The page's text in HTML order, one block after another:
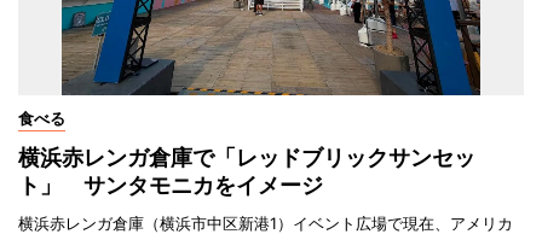
食べる
横浜赤レンガ倉庫で「レッドブリックサンセッ
ト」 サンタモニカをイメージ
横浜赤レンガ倉庫（横浜市中区新港1）イベント広場で現在、アメリカ